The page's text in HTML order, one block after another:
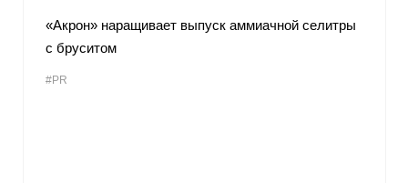
«Акрон» наращивает выпуск аммиачной селитры
с бруситом
#PR